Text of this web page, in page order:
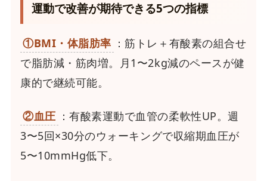
運動で改善が期待できる5つの指標
①BMI・体脂肪率 ：筋トレ＋有酸素の組合せ
で脂肪減・筋肉増。月1〜2kg減のペースが健
康的で継続可能。
②血圧 ：有酸素運動で血管の柔軟性UP。週
3〜5回×30分のウォーキングで収縮期血圧が
5〜10mmHg低下。